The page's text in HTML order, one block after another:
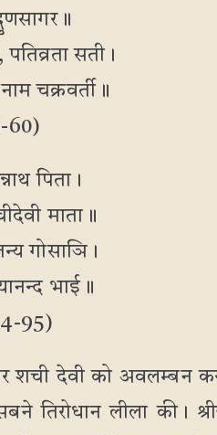
सती।
चक्रवर्ती॥
60)
पिता।
माता॥
गोसाञि।
भाई॥
95)
और शची देवी को
तिरोधान लीला की।